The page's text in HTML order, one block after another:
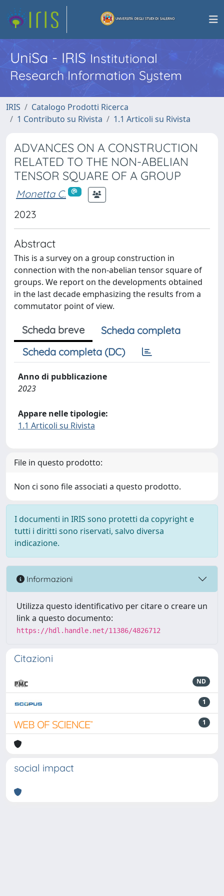
UniSa - IRISInstitutional
Research Information System
IRIS
Catalogo Prodotti Ricerca
1 Contributo su Rivista
1.1 Articoli su Rivista
ADVANCES ON A CONSTRUCTION
RELATED TO THE NON-ABELIAN
TENSOR SQUARE OF A GROUP
Monetta C.
2023
Abstract
This is a survey on a group construction in
connection with the non-abelian tensor square of
groups. We report on the developments obtained
in the last decade emphasizing the results from a
commutator point of view.
Scheda breve
Scheda completa
Scheda completa (DC)
Anno di pubblicazione
2023
Appare nelle tipologie:
1.1 Articoli su Rivista
File in questo prodotto:
Non ci sono file associati a questo prodotto.
I documenti in IRIS sono protetti da copyright e
tutti i diritti sono riservati, salvo diversa
indicazione.
Informazioni
Utilizza questo identificativo per citare o creare un
link a questo documento:
https://hdl.handle.net/11386/4826712
Citazioni
ND
1
1
social impact